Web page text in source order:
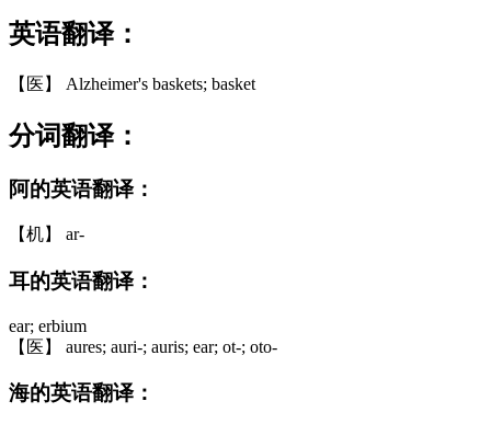
英语翻译：
【医】 Alzheimer's baskets; basket
分词翻译：
阿的英语翻译：
【机】 ar-
耳的英语翻译：
ear; erbium
【医】 aures; auri-; auris; ear; ot-; oto-
海的英语翻译：